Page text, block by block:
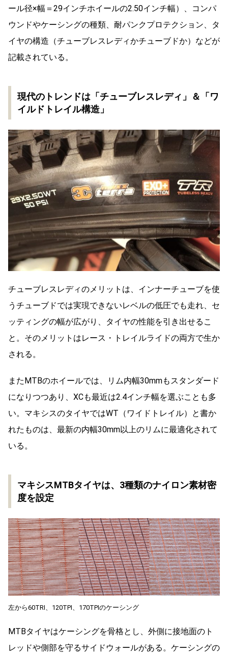
ール径×幅＝29インチホイールの2.50インチ幅）、コンパ
ウンドやケーシングの種類、耐パンクプロテクション、タ
イヤの構造（チューブレスレディかチューブドか）などが
記載されている。
現代のトレンドは「チューブレスレディ」＆「ワ
イルドトレイル構造」
チューブレスレディのメリットは、インナーチューブを使
うチューブドでは実現できないレベルの低圧でも走れ、セ
ッティングの幅が広がり、タイヤの性能を引き出せるこ
と。そのメリットはレース・トレイルライドの両方で生か
される。
またMTBのホイールでは、リム内幅30mmもスタンダード
になりつつあり、XCも最近は2.4インチ幅を選ぶことも多
い。マキシスのタイヤではWT（ワイドトレイル）と書か
れたものは、最新の内幅30mm以上のリムに最適化されて
いる。
マキシスMTBタイヤは、3種類のナイロン素材密
度を設定
左から60TRI、120TPI、170TPIのケーシング
MTBタイヤはケーシングを骨格とし、外側に接地面のト
レッドや側部を守るサイドウォールがある。ケーシングの